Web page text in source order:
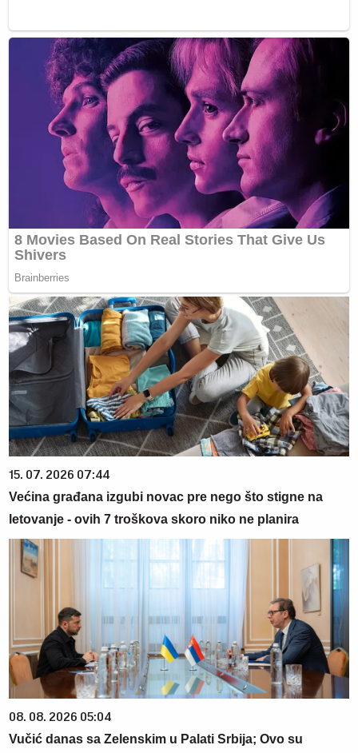
15. 07. 2026 07:44
Većina građana izgubi novac pre nego što stigne na
letovanje - ovih 7 troškova skoro niko ne planira
08. 08. 2026 05:04
Vučić danas sa Zelenskim u Palati Srbija; Ovo su